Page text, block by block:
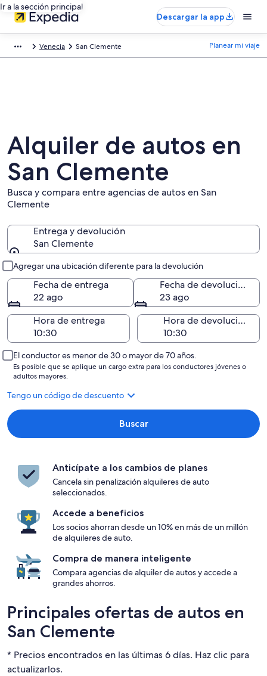
Ir a la sección principal
Descargar la app
Venecia San Clemente Planear mi viaje
Alquiler de autos en
San Clemente
Busca y compara entre agencias de autos en San
Clemente
Entrega y devolución
San Clemente
Agregar una ubicación diferente para la devolución
Fecha de entrega
22 ago
Fecha de devolución
23 ago
Hora de entrega
Hora de devolución
El conductor es menor de 30 o mayor de 70 años.
Es posible que se aplique un cargo extra para los conductores jóvenes o
adultos mayores.
Tengo un código de descuento
Buscar
Anticípate a los cambios de planes
Cancela sin penalización alquileres de auto
seleccionados.
Accede a beneficios
Los socios ahorran desde un 10% en más de un millón
de alquileres de auto.
Compra de manera inteligente
Compara agencias de alquiler de autos y accede a
grandes ahorros.
Principales ofertas de autos en
San Clemente
* Precios encontrados en las últimas 6 días. Haz clic para
actualizarlos.